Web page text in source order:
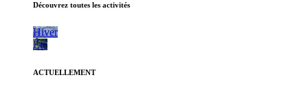
Découvrez toutes les activités
Hiver
Été
ACTUELLEMENT